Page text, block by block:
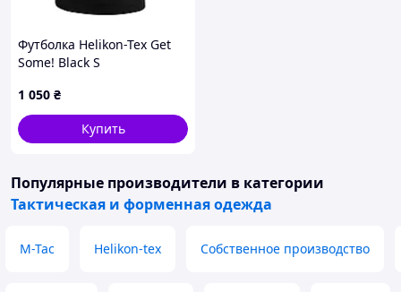
Футболка Helikon-Tex Get
Some! Black S
1 050 ₴
Купить
Популярные производители в категории
Тактическая и форменная одежда
M-Tac Helikon-tex Собственное производство